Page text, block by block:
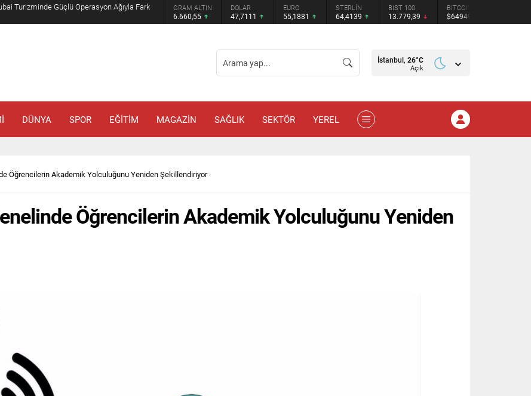
Bin Selman ve Şahbaz Şerif ileGRAM ALTIN DOLAR
47,7111
EURO
55,1881
STERLİN
64,4139
BIST 100
13.779,39
BITCOIN
$64949
ETHEREUM
$1915.82
İstanbul, 26°C
Açık
DÜNYA SPOR EĞİTİM MAGAZİN SAĞLIK SEKTÖR YEREL
Öğrencilerin Akademik Yolculuğunu Yeniden Şekillendiriyor
Öğrencilerin Akademik Yolculuğunu Yeniden